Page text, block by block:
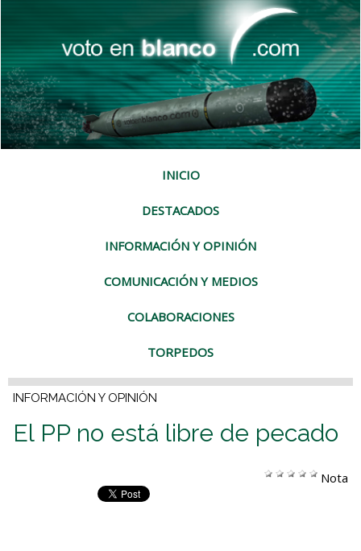
INICIO
DESTACADOS
INFORMACIÓN Y OPINIÓN
COMUNICACIÓN Y MEDIOS
COLABORACIONES
TORPEDOS
INFORMACIÓN Y OPINIÓN
El PP no está libre de pecado
Nota